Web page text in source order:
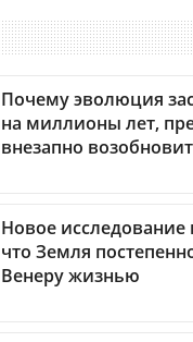
Почему эволюция
на миллионы лет,
внезапно
Новое исследование
что Земля
Венеру жизнью